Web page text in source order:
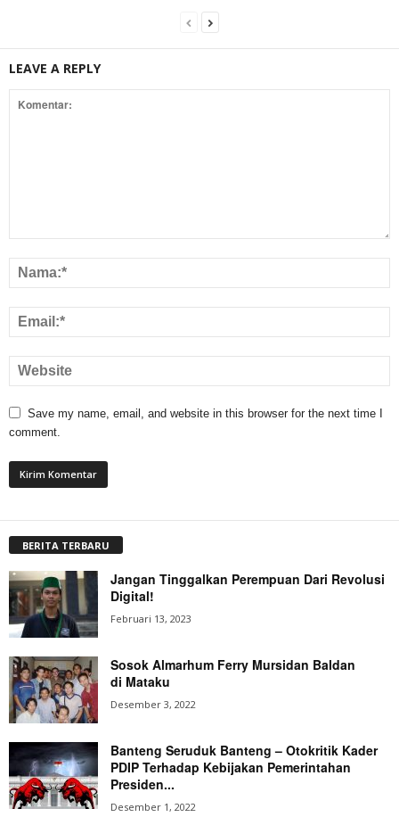
LEAVE A REPLY
Save my name, email, and website in this browser for the next time I
comment.
BERITA TERBARU
Jangan Tinggalkan Perempuan Dari Revolusi
Digital!
Februari 13, 2023
Sosok Almarhum Ferry Mursidan Baldan
di Mataku
Desember 3, 2022
Banteng Seruduk Banteng – Otokritik Kader
PDIP Terhadap Kebijakan Pemerintahan
Presiden...
Desember 1, 2022